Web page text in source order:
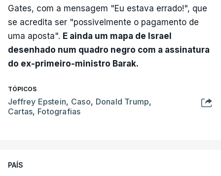
Gates, com a mensagem "Eu estava errado!", que
se acredita ser "possivelmente o pagamento de
uma aposta". E ainda um mapa de Israel
desenhado num quadro negro com a assinatura
do ex-primeiro-ministro Barak.
TÓPICOS
Jeffrey Epstein, Caso, Donald Trump,
Cartas, Fotografias
PAÍS